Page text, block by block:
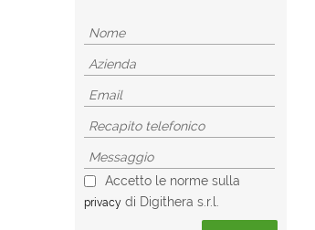
Accetto le norme sulla
privacy di Digithera s.r.l.